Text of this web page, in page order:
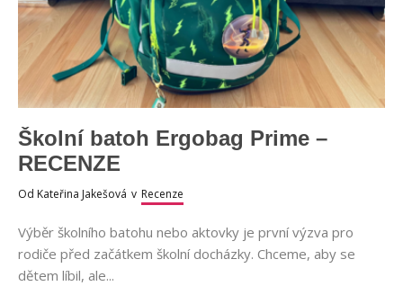
Školní batoh Ergobag Prime –
RECENZE
Od Kateřina Jakešová v Recenze
Výběr školního batohu nebo aktovky je první výzva pro
rodiče před začátkem školní docházky. Chceme, aby se
dětem líbil, ale...